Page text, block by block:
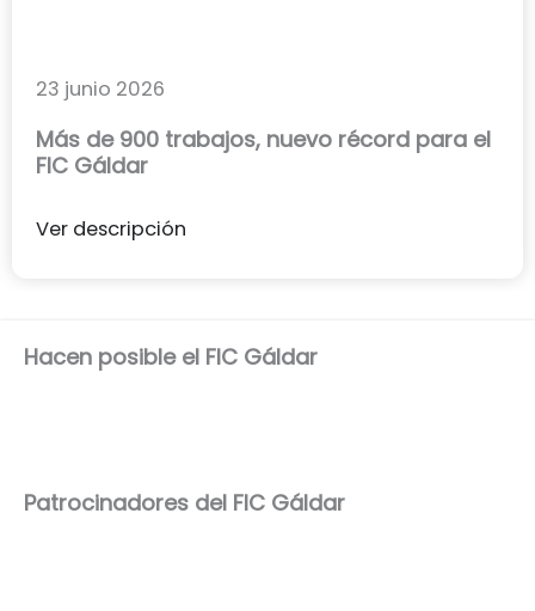
23 junio 2026
Más de 900 trabajos, nuevo récord para el
FIC Gáldar
Ver descripción
Hacen posible el FIC Gáldar
Patrocinadores del FIC Gáldar